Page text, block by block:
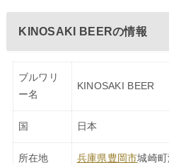
KINOSAKI BEERの情報
ブルワリ
ー名
KINOSAKI BEER
国 日本
所在地 兵庫県豊岡市城崎